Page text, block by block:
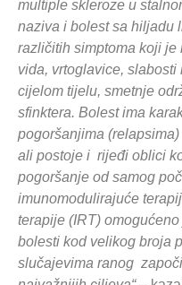
multiple skleroze u
naziva i bolest sa hiljadu
različitih simptoma koji
vida, vrtoglavice,
cijelom tijelu, smetnje
sfinktera. Bolest ima
pogoršanjima
ali postoje i rijeđi oblici
pogoršanje od samog
imunomodulirajuće
terapije (IRT)
bolesti kod velikog broja
slučajevima ranog